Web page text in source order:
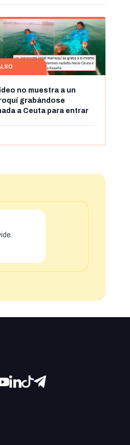
no muestra a un
grabándose
a Ceuta para entrar
de Ceuta y el autor lo